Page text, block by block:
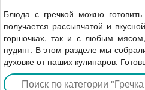
Блюда с гречкой можно
получается рассыпчатой и
горшочках, так и с любым
пудинг. В этом разделе мы
духовке от наших кулинаров.